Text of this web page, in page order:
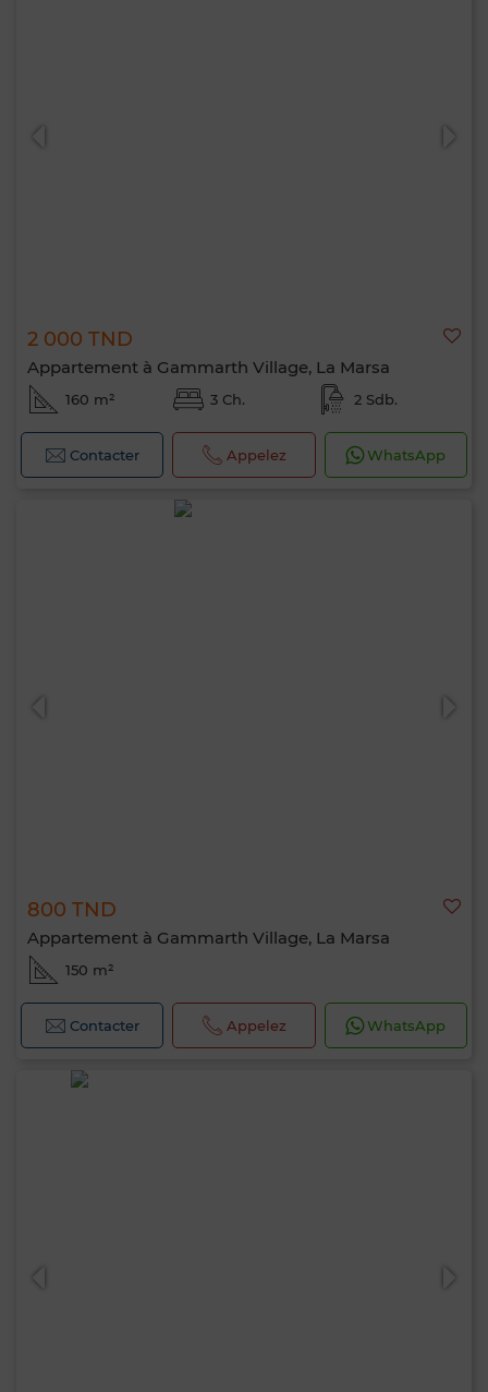
2 000 TND
Appartement à Gammarth Village, La Marsa
160 m² 3 Ch. 2 Sdb.
Contacter Appelez WhatsApp
800 TND
Appartement à Gammarth Village, La Marsa
150 m²
Contacter Appelez WhatsApp